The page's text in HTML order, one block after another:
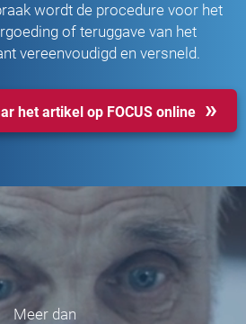
wordt de procedure voor het
of teruggave van het
vereenvoudigd en versneld.
het artikel op FOCUS online
Meer dan